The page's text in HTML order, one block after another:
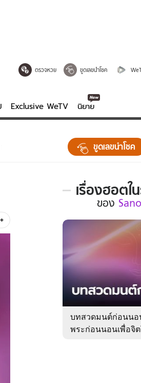
ตรวจหวย ขูดเลขนำโชค
Exclusive WeTV นิยาย
คลิป
พอดแคสต์
ควา
ฮาวทู
ขูดเลขนำโชค
+
เรื่องฮอตใ
เรื่อง
ใน
รอบ
ของ
Sanook
ดูด
ของ
บทสวดมนต์ก่อนนอ
พระก่อนนอนเพื่อจิ